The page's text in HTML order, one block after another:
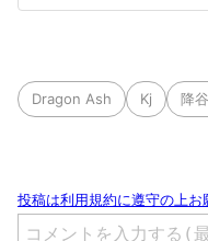
Dragon Ash Kj 降